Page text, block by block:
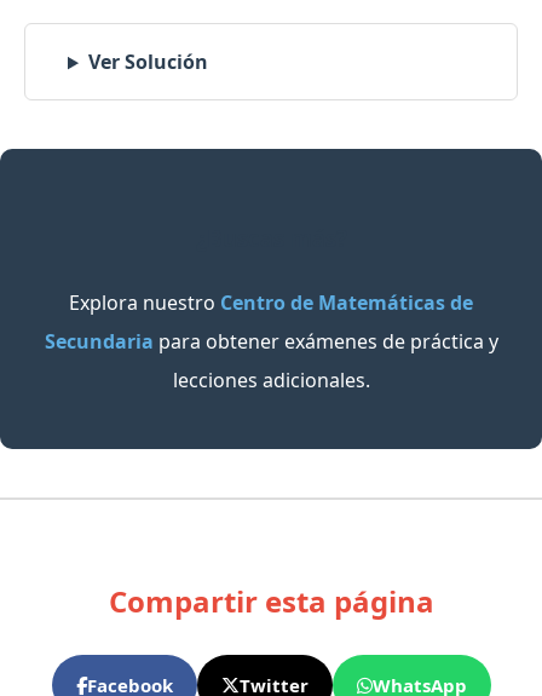
Ver Solución
Explora nuestro Centro de Matemáticas de
Secundaria para obtener exámenes de práctica y
lecciones adicionales.
Compartir esta página
Facebook Twitter WhatsApp